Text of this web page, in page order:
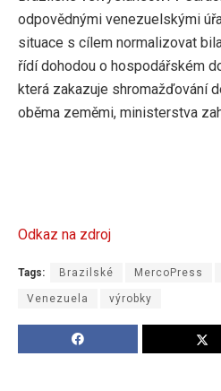
odpovědnými venezuelskými
situace s cílem normalizovat
řídí dohodou o hospodářském
která zakazuje shromažďování
oběma zeměmi, ministerstva
Odkaz na zdroj
Tags: Brazilské MercoPress
Venezuela výrobky